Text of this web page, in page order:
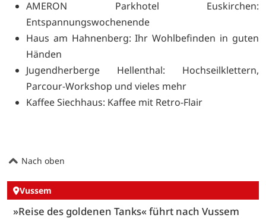
AMERON Parkhotel Euskirchen:
Entspannungswochenende
Haus am Hahnenberg: Ihr Wohlbefinden in guten
Händen
Jugendherberge Hellenthal: Hochseilklettern,
Parcour-Workshop und vieles mehr
Kaffee Siechhaus: Kaffee mit Retro-Flair
Nach oben
Vussem
»Reise des goldenen Tanks« führt nach Vussem